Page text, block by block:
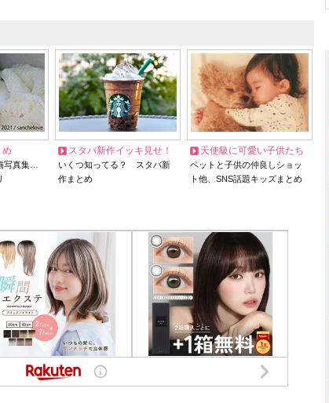
め
写真集…
スタバ新作イッキ見せ！
いくつ知ってる？ スタバ新
作まとめ
天使級に可愛い子供たち
ペットと子供の仲良しショッ
ト他、SNS話題キッズまとめ